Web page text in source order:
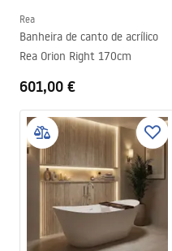
Rea
Banheira de canto de acrílico
Rea Orion Right 170cm
601,00 €